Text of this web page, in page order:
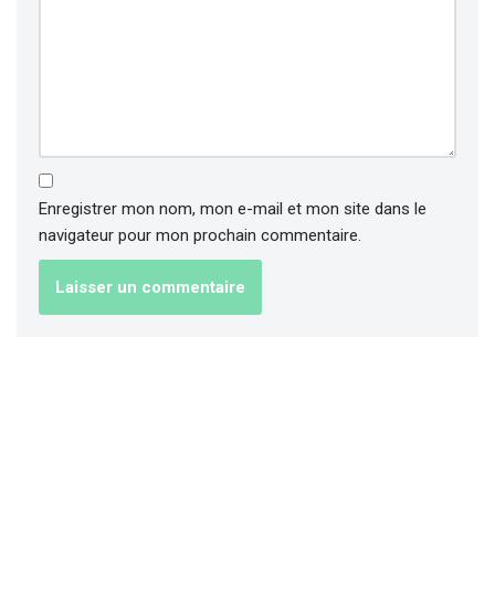
Enregistrer mon nom, mon e-mail et mon site dans le
navigateur pour mon prochain commentaire.